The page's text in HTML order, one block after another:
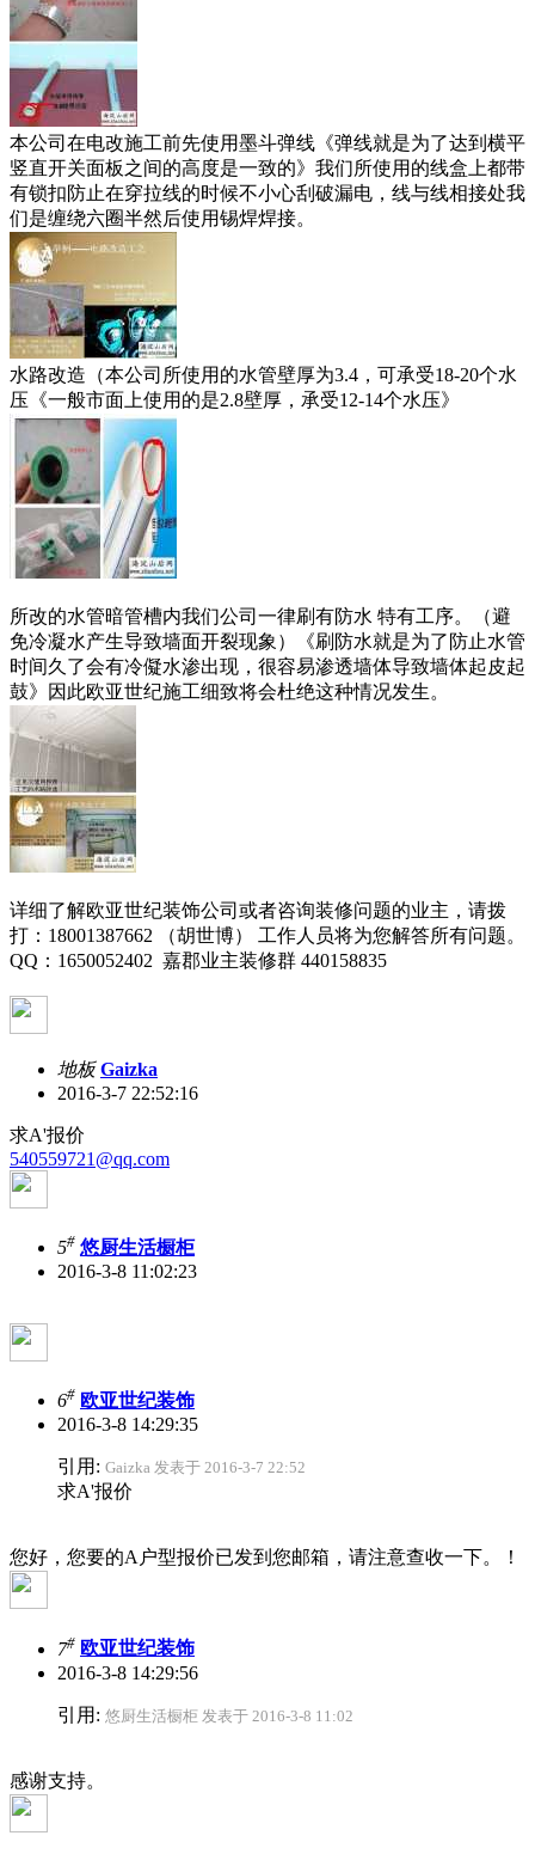
本公司在电改施工前先使用墨斗弹线《弹线就是为了达到横平
竖直开关面板之间的高度是一致的》我们所使用的线盒上都带
有锁扣防止在穿拉线的时候不小心刮破漏电，线与线相接处我
们是缠绕六圈半然后使用锡焊焊接。
水路改造（本公司所使用的水管壁厚为3.4 ，可承受18-20个水
压 《一般市面上使用的是2.8壁厚，承受12-14个水压》
所改的水管暗管槽内我们公司一律刷有防水 特有工序。（避
免冷凝水产生导致墙面开裂现象）《刷防水就是为了防止水管
时间久了会有冷儗水渗出现，很容易渗透墙体导致墙体起皮起
鼓》因此欧亚世纪施工细致将会杜绝这种情况发生。
详细了解欧亚世纪装饰公司或者咨询装修问题的业主，请拨
打： 18001387662
（胡世博） 工作人员将为您解答所有问题。
QQ ： 1650052402 嘉郡业主装修群 440158835
地板 Gaizka
2016-3-7 22:52:16
求A'报价
540559721@qq.com
5# 悠厨生活橱柜
2016-3-8 11:02:23
6# 欧亚世纪装饰
2016-3-8 14:29:35
引用: Gaizka 发表于 2016-3-7 22:52
求A'报价
您好，您要的A户型报价已发到您邮箱，请注意查收一下。！
7# 欧亚世纪装饰
2016-3-8 14:29:56
引用: 悠厨生活橱柜 发表于 2016-3-8 11:02
感谢支持。